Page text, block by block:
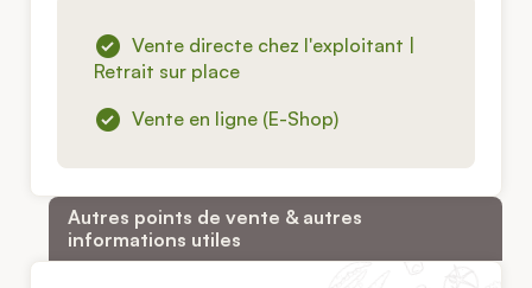
Vente directe chez l'exploitant |
Retrait sur place
Vente en ligne (E-Shop)
Autres points de vente & autres
informations utiles